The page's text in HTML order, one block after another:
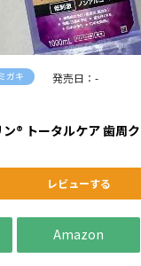
ガキ 発売日：-
® トータルケア 歯周
レビューする
Amazon